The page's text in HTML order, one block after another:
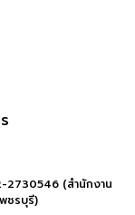
2730546 (สำนักงาน
ชรบุรี)